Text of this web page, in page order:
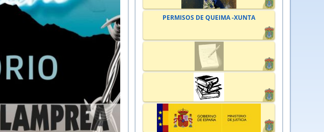
PERMISOS DE QUEIMA -XUNTA